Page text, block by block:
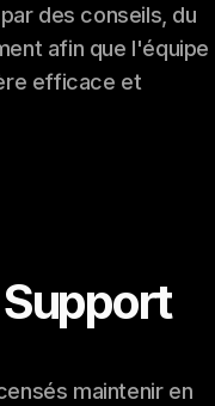
des conseils, du
afin que l'équipe
efficace et
maintenir en